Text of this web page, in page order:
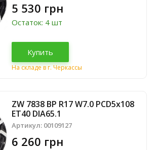
5 530 грн
Остаток: 4 шт
Купить
На складе в г. Черкассы
ZW 7838 BP R17 W7.0 PCD5x108
ET40 DIA65.1
Артикул: 00109127
6 260 грн